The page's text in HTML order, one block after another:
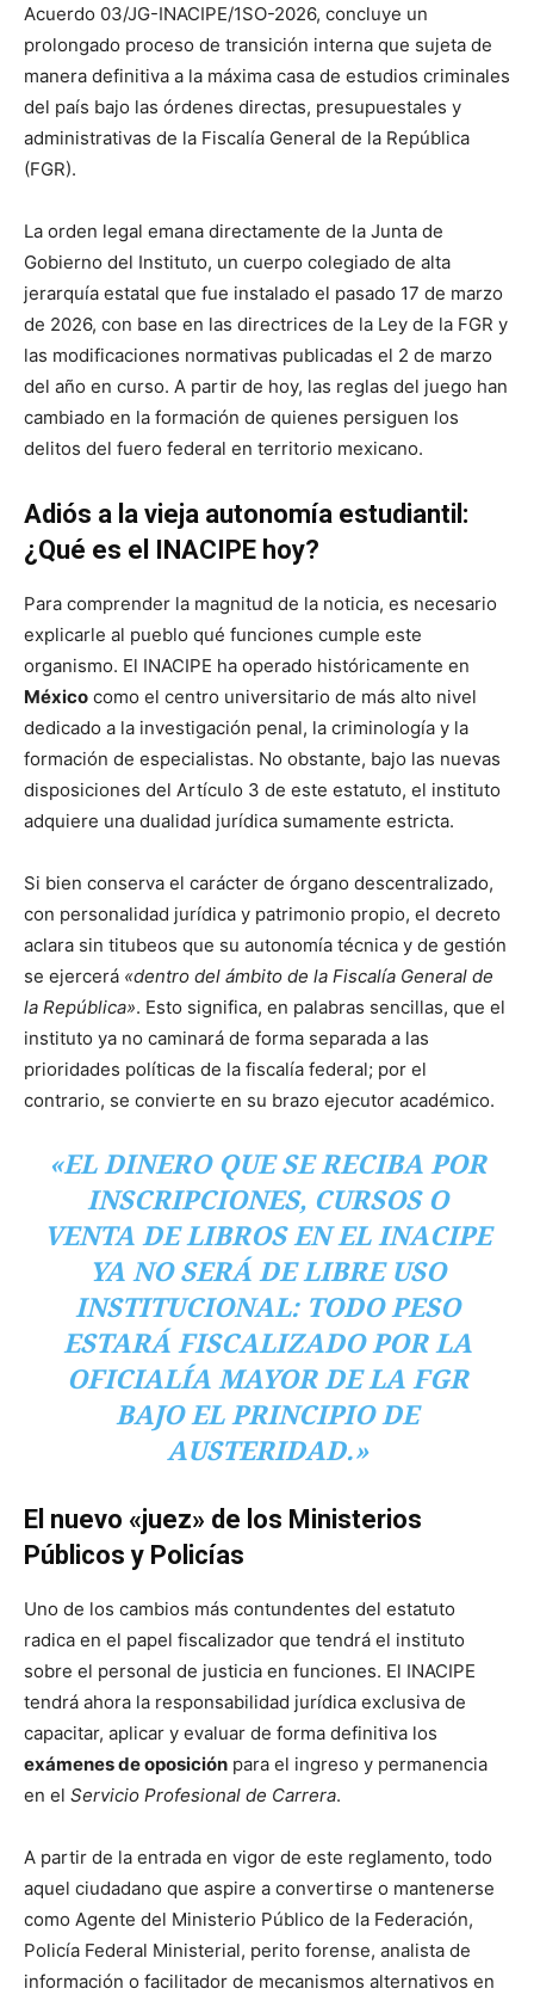
Acuerdo 03/JG-INACIPE/1SO-2026, concluye un
prolongado proceso de transición interna que sujeta de
manera definitiva a la máxima casa de estudios criminales
del país bajo las órdenes directas, presupuestales y
administrativas de la Fiscalía General de la República
(FGR).
La orden legal emana directamente de la Junta de
Gobierno del Instituto, un cuerpo colegiado de alta
jerarquía estatal que fue instalado el pasado 17 de marzo
de 2026, con base en las directrices de la Ley de la FGR y
las modificaciones normativas publicadas el 2 de marzo
del año en curso. A partir de hoy, las reglas del juego han
cambiado en la formación de quienes persiguen los
delitos del fuero federal en territorio mexicano.
Adiós a la vieja autonomía estudiantil:
¿Qué es el INACIPE hoy?
Para comprender la magnitud de la noticia, es necesario
explicarle al pueblo qué funciones cumple este
organismo. El INACIPE ha operado históricamente en
México como el centro universitario de más alto nivel
dedicado a la investigación penal, la criminología y la
formación de especialistas. No obstante, bajo las nuevas
disposiciones del Artículo 3 de este estatuto, el instituto
adquiere una dualidad jurídica sumamente estricta.
Si bien conserva el carácter de órgano descentralizado,
con personalidad jurídica y patrimonio propio, el decreto
aclara sin titubeos que su autonomía técnica y de gestión
se ejercerá «dentro del ámbito de la Fiscalía General de
la República». Esto significa, en palabras sencillas, que el
instituto ya no caminará de forma separada a las
prioridades políticas de la fiscalía federal; por el
contrario, se convierte en su brazo ejecutor académico.
«EL DINERO QUE SE RECIBA POR
INSCRIPCIONES, CURSOS O
VENTA DE LIBROS EN EL INACIPE
YA NO SERÁ DE LIBRE USO
INSTITUCIONAL: TODO PESO
ESTARÁ FISCALIZADO POR LA
OFICIALÍA MAYOR DE LA FGR
BAJO EL PRINCIPIO DE
AUSTERIDAD.»
El nuevo «juez» de los Ministerios
Públicos y Policías
Uno de los cambios más contundentes del estatuto
radica en el papel fiscalizador que tendrá el instituto
sobre el personal de justicia en funciones. El INACIPE
tendrá ahora la responsabilidad jurídica exclusiva de
capacitar, aplicar y evaluar de forma definitiva los
exámenes de oposición para el ingreso y permanencia
en el Servicio Profesional de Carrera.
A partir de la entrada en vigor de este reglamento, todo
aquel ciudadano que aspire a convertirse o mantenerse
como Agente del Ministerio Público de la Federación,
Policía Federal Ministerial, perito forense, analista de
información o facilitador de mecanismos alternativos en